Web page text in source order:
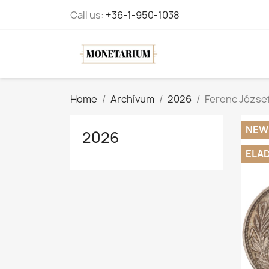
Call us: +36-1-950-1038
Home Archívum 2026 Ferenc
2026
NEW